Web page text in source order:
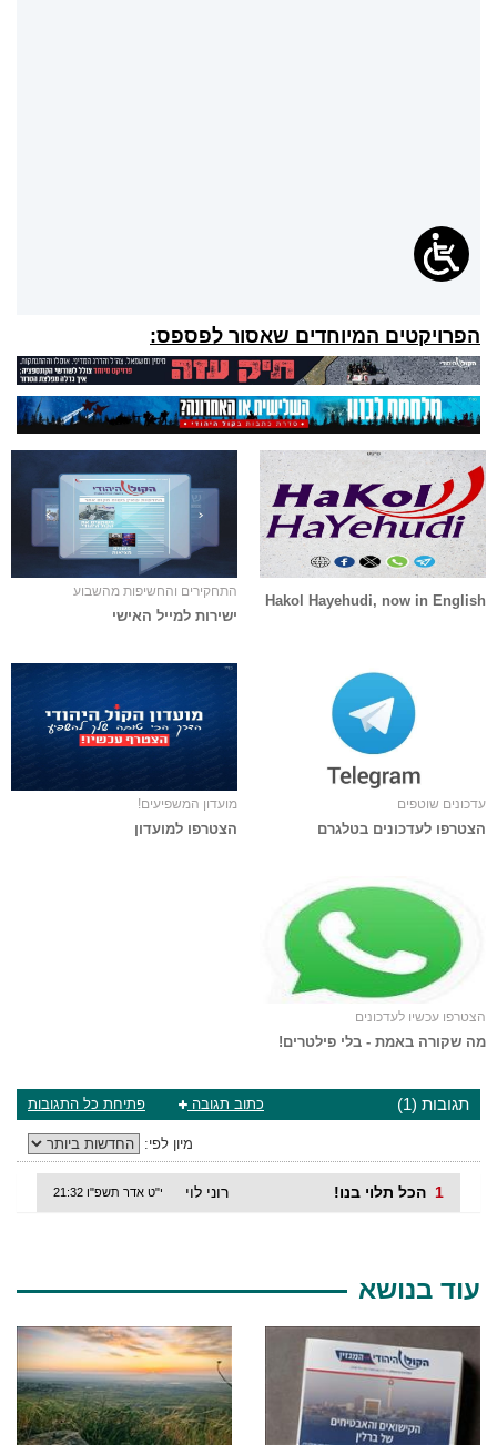
הפרויקטים המיוחדים שאסור לפספס:
Hakol Hayehudi, now in English
התחקירים והחשיפות מהשבוע
ישירות למייל האישי
עדכונים שוטפים
הצטרפו לעדכונים בטלגרם
מועדון המשפיעים!
הצטרפו למועדון
הצטרפו עכשיו לעדכונים
מה שקורה באמת - בלי פילטרים!
תגובות (1) פתיחת כל התגובות כתוב תגובה
מיון לפי:
הכל תלוי בנו! 1 י"ט אדר תשפ"ו 21:32 רוני לוי
עוד בנושא